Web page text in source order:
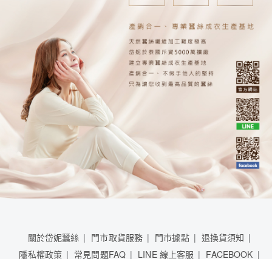
關於岱妮蠶絲 門市取貨服務 門市據點
退換貨須知
隱私權政策
常見問題FAQ LINE 線上客服 FACEBOOK